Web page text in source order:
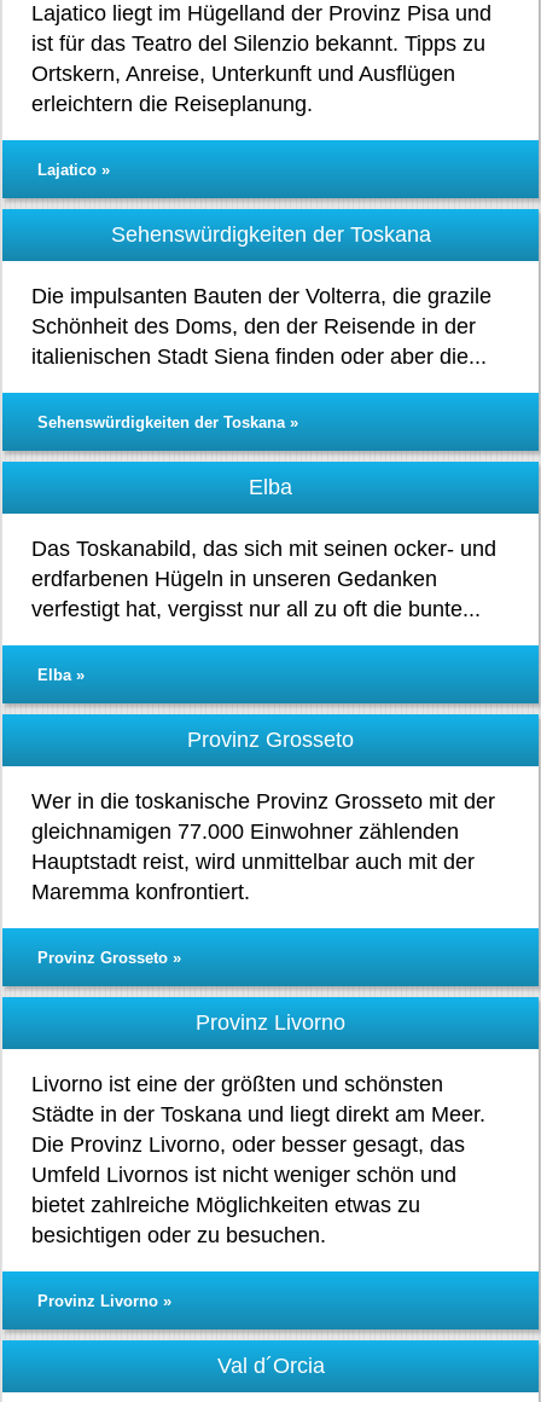
Lajatico liegt im Hügelland der Provinz Pisa und
ist für das Teatro del Silenzio bekannt. Tipps zu
Ortskern, Anreise, Unterkunft und Ausflügen
erleichtern die Reiseplanung.
Lajatico »
Sehenswürdigkeiten der Toskana
Die impulsanten Bauten der Volterra, die grazile
Schönheit des Doms, den der Reisende in der
italienischen Stadt Siena finden oder aber die...
Sehenswürdigkeiten der Toskana »
Elba
Das Toskanabild, das sich mit seinen ocker- und
erdfarbenen Hügeln in unseren Gedanken
verfestigt hat, vergisst nur all zu oft die bunte...
Elba »
Provinz Grosseto
Wer in die toskanische Provinz Grosseto mit der
gleichnamigen 77.000 Einwohner zählenden
Hauptstadt reist, wird unmittelbar auch mit der
Maremma konfrontiert.
Provinz Grosseto »
Provinz Livorno
Livorno ist eine der größten und schönsten
Städte in der Toskana und liegt direkt am Meer.
Die Provinz Livorno, oder besser gesagt, das
Umfeld Livornos ist nicht weniger schön und
bietet zahlreiche Möglichkeiten etwas zu
besichtigen oder zu besuchen.
Provinz Livorno »
Val d´Orcia